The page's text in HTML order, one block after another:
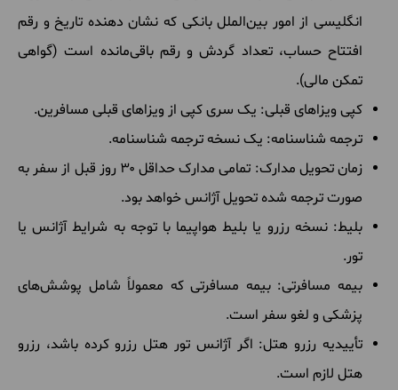
انگلیسی از امور بین‌الملل بانکی که نشان دهنده تاریخ و رقم
افتتاح حساب، تعداد گردش و رقم باقی‌مانده است (گواهی
تمکن مالی).
کپی ویزاهای قبلی: یک سری کپی از ویزاهای قبلی مسافرین.
ترجمه شناسنامه: یک نسخه ترجمه شناسنامه.
زمان تحویل مدارک: تمامی مدارک حداقل ۳۰ روز قبل از سفر به
صورت ترجمه شده تحویل آژانس خواهد بود.
بلیط: نسخه رزرو یا بلیط هواپیما با توجه به شرایط آژانس یا
تور.
بیمه مسافرتی: بیمه مسافرتی که معمولاً شامل پوشش‌های
پزشکی و لغو سفر است.
تأییدیه رزرو هتل: اگر آژانس تور هتل رزرو کرده باشد، رزرو
هتل لازم است.